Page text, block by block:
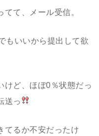
て、メール受信。
もいいから提出して欲
けど、ほぼ0％状態だっ
送っ
てるか不安だったけ